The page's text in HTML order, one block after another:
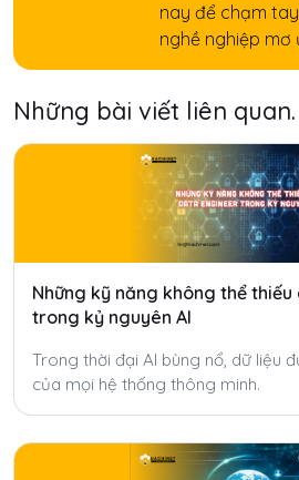
nay để chạm
nghề nghiệp mơ
Những bài viết liên quan.
Những kỹ năng không thể
trong kỷ nguyên AI
Trong thời đại AI bùng nổ, dữ liệu
của mọi hệ thống thông minh.